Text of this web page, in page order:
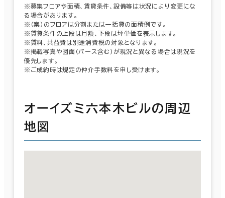
※募集フロアや面積、賃貸条件、設備等は状況により変更にな
る場合があります。
※（案）のフロアは分割または一括貸の面積例です。
※賃貸条件の上段は月額、下段は坪単価を表示します。
※賃料、共益費は別途消費税の対象となります。
※掲載写真や図面（パース含む）が現況と異なる場合は現況を
優先します。
※ご成約時は規定の仲介手数料を申し受けます。
オーイズミ六本木ビルの周辺
地図